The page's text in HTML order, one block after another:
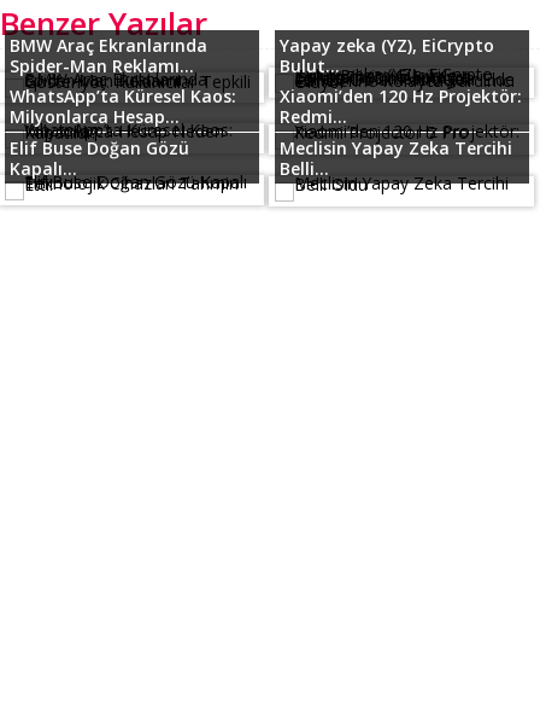
Benzer Yazılar
BMW Araç Ekranlarında
Spider-Man Reklamı...
Yapay zeka (YZ), EiCrypto
Bulut...
WhatsApp’ta Küresel Kaos:
Milyonlarca Hesap...
Xiaomi’den 120 Hz Projektör:
Redmi...
Elif Buse Doğan Gözü
Kapalı...
Meclisin Yapay Zeka Tercihi
Belli...